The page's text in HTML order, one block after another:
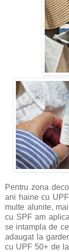
Pentru zona
ani haine cu
multe alunite,
cu SPF am
se intampla de
adaugat la
cu UPF 50+ de